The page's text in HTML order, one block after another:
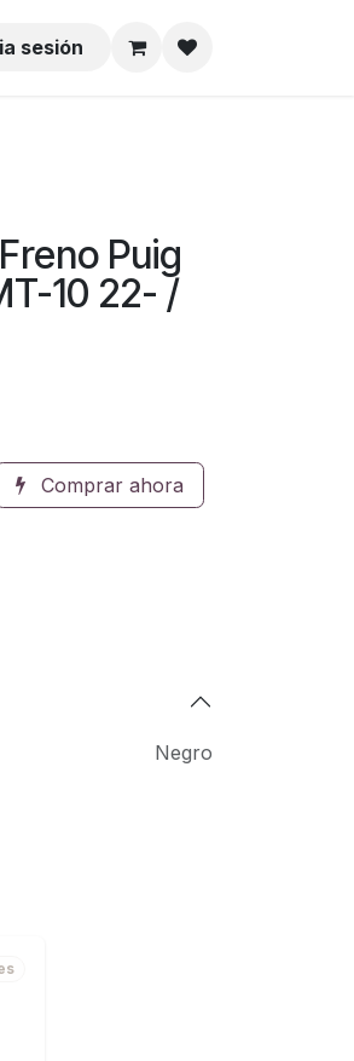
sesión
Puig
10 22- /
Comprar ahora
Negro